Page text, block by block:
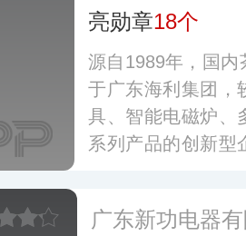
亮勋章18个
源自1989年，国
于广东海利集团，
具、智能电磁炉、
系列产品的创新型
三线城市。更多
广东新功电器